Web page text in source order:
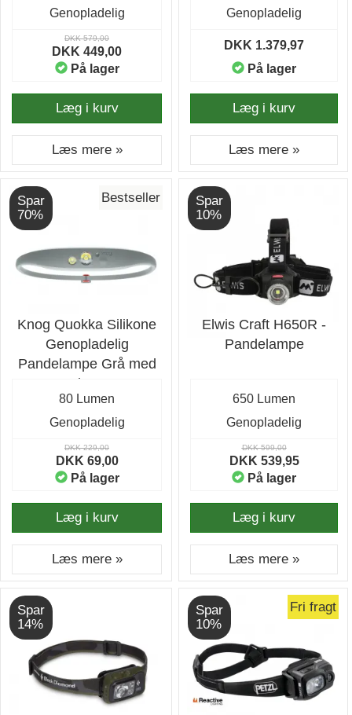
Genopladelig
DKK 579,00
DKK 449,00
På lager
Læg i kurv
Læs mere »
Genopladelig
DKK 1.379,97
På lager
Læg i kurv
Læs mere »
Spar
70%
Bestseller
Knog Quokka Silikone
Genopladelig
Pandelampe Grå med
80 lumen
80 Lumen
Genopladelig
DKK 229,00
DKK 69,00
På lager
Læg i kurv
Læs mere »
Spar
10%
Elwis Craft H650R -
Pandelampe
650 Lumen
Genopladelig
DKK 599,00
DKK 539,95
På lager
Læg i kurv
Læs mere »
Spar
14%
Spar
10%
Fri fragt